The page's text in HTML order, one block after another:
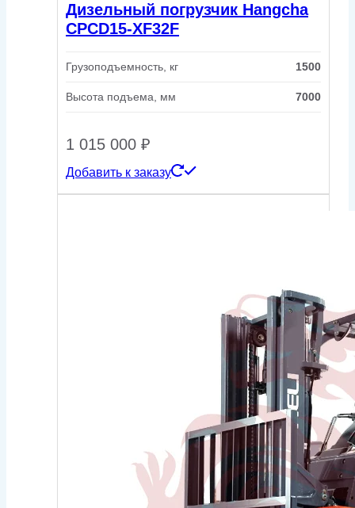
Дизельный погрузчик Hangcha
CPCD15-XF32F
Грузоподъемность, кг 1500
Высота подъема, мм 7000
1 015 000 ₽
Добавить к заказу